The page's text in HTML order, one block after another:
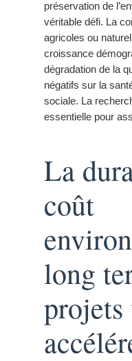
préservation de
véritable défi. La
agricoles ou
croissance
dégradation de la
négatifs sur la
sociale. La
essentielle pour
La
coût
long
projets